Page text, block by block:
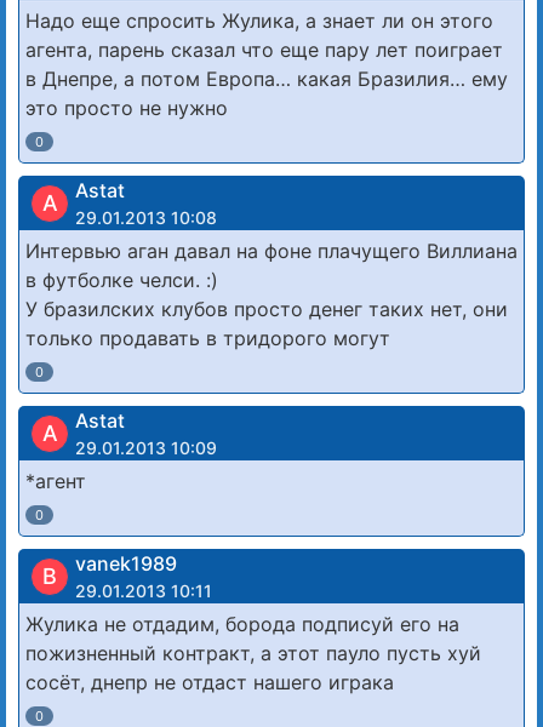
Надо еще спросить Жулика, а знает ли он этого
агента, парень сказал что еще пару лет поиграет
в Днепре, а потом Европа… какая Бразилия… ему
это просто не нужно
0
A Astat
29.01.2013 10:08
Интервью аган давал на фоне плачущего Виллиана
в футболке челси. :)
У бразилских клубов просто денег таких нет, они
только продавать в тридорого могут
0
A Astat
29.01.2013 10:09
*агент
0
В vanek1989
29.01.2013 10:11
Жулика не отдадим, борода подписуй его на
пожизненный контракт, а этот пауло пусть хуй
сосёт, днепр не отдаст нашего играка
0